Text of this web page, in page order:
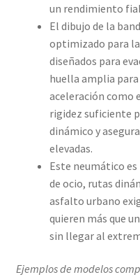
un rendimiento
El dibujo de la
optimizado para
diseñados para
huella amplia
aceleración como
rigidez suficiente
dinámico y
elevadas.
Este neumático
de ocio, rutas
asfalto urbano
quieren más que
sin llegar al
Ejemplos de modelos